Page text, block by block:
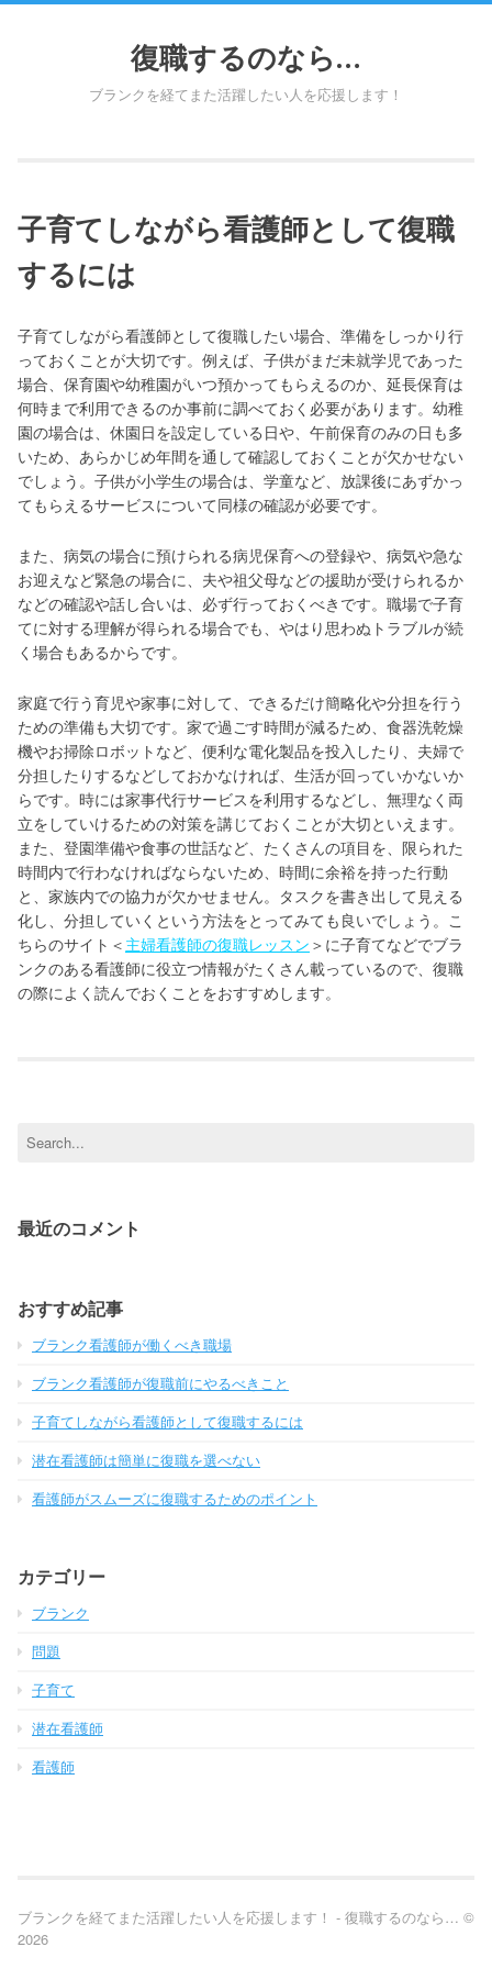
復職するのなら…
ブランクを経てまた活躍したい人を応援します！
子育てしながら看護師として復職
するには
子育てしながら看護師として復職したい場合、準備をしっかり行
っておくことが大切です。例えば、子供がまだ未就学児であった
場合、保育園や幼稚園がいつ預かってもらえるのか、延長保育は
何時まで利用できるのか事前に調べておく必要があります。幼稚
園の場合は、休園日を設定している日や、午前保育のみの日も多
いため、あらかじめ年間を通して確認しておくことが欠かせない
でしょう。子供が小学生の場合は、学童など、放課後にあずかっ
てもらえるサービスについて同様の確認が必要です。
また、病気の場合に預けられる病児保育への登録や、病気や急な
お迎えなど緊急の場合に、夫や祖父母などの援助が受けられるか
などの確認や話し合いは、必ず行っておくべきです。職場で子育
てに対する理解が得られる場合でも、やはり思わぬトラブルが続
く場合もあるからです。
家庭で行う育児や家事に対して、できるだけ簡略化や分担を行う
ための準備も大切です。家で過ごす時間が減るため、食器洗乾燥
機やお掃除ロボットなど、便利な電化製品を投入したり、夫婦で
分担したりするなどしておかなければ、生活が回っていかないか
らです。時には家事代行サービスを利用するなどし、無理なく両
立をしていけるための対策を講じておくことが大切といえます。
また、登園準備や食事の世話など、たくさんの項目を、限られた
時間内で行わなければならないため、時間に余裕を持った行動
と、家族内での協力が欠かせません。タスクを書き出して見える
化し、分担していくという方法をとってみても良いでしょう。こ
ちらのサイト＜ 主婦看護師の復職レッスン ＞に子育てなどでブラ
ンクのある看護師に役立つ情報がたくさん載っているので、復職
の際によく読んでおくことをおすすめします。
Search
for:
最近のコメント
おすすめ記事
ブランク看護師が働くべき職場
ブランク看護師が復職前にやるべきこと
子育てしながら看護師として復職するには
潜在看護師は簡単に復職を選べない
看護師がスムーズに復職するためのポイント
カテゴリー
ブランク
問題
子育て
潜在看護師
看護師
ブランクを経てまた活躍したい人を応援します！ - 復職するのなら… ©
2026